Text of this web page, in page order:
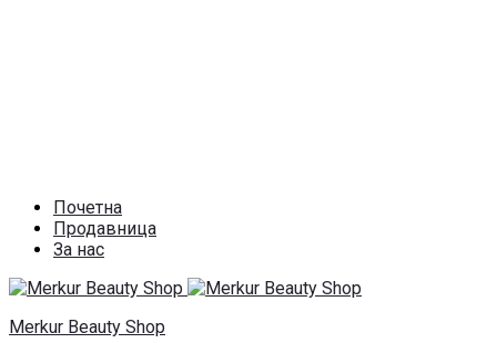
Почетна
Продавница
За нас
Merkur Beauty Shop